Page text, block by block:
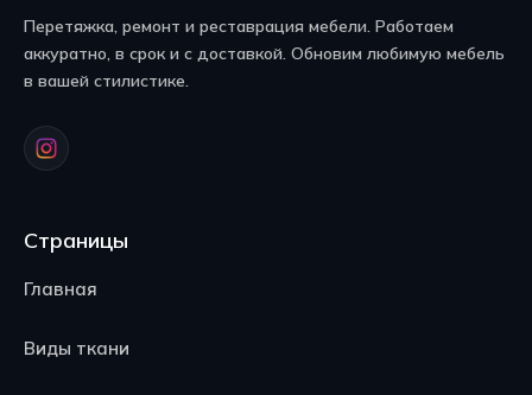
Перетяжка, ремонт и реставрация мебели. Работаем
аккуратно, в срок и с доставкой. Обновим любимую мебель
в вашей стилистике.
Страницы
Главная
Виды ткани